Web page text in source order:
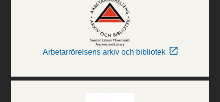
Arbetarrörelsens arkiv och bibliotek